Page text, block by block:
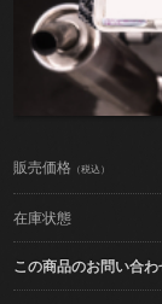
販売価格 （税込）
在庫状態
この商品のお問い合わ